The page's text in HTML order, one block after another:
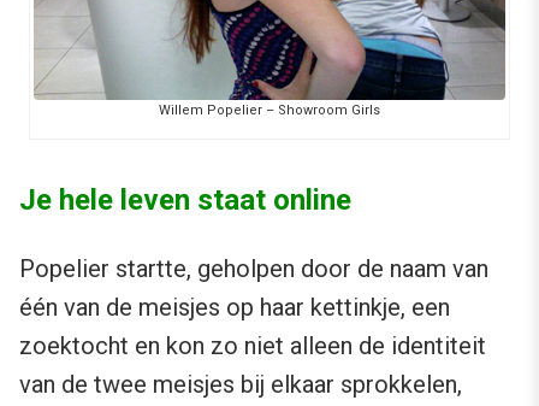
Willem Popelier – Showroom Girls
Je hele leven staat online
Popelier startte, geholpen door de naam van
één van de meisjes op haar kettinkje, een
zoektocht en kon zo niet alleen de identiteit
van de twee meisjes bij elkaar sprokkelen,